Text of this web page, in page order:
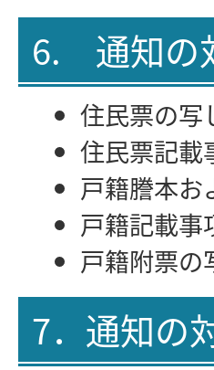
6. 通知の
住民票の写
住民票記載
戸籍謄本お
戸籍記載事
戸籍附票の
7．通知の